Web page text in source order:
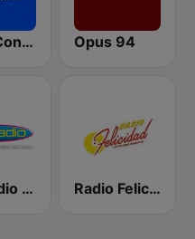
Radio Contact Opus 94
Fun Radio BELGIQUE Radio Felicidad 1180 AM